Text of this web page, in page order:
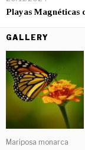
Playas Magnéticas
GALLERY
Mariposa monarca